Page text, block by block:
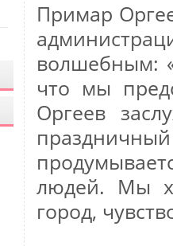
Примар
волшебным:
что мы
Оргеев
людей. Мы
город,